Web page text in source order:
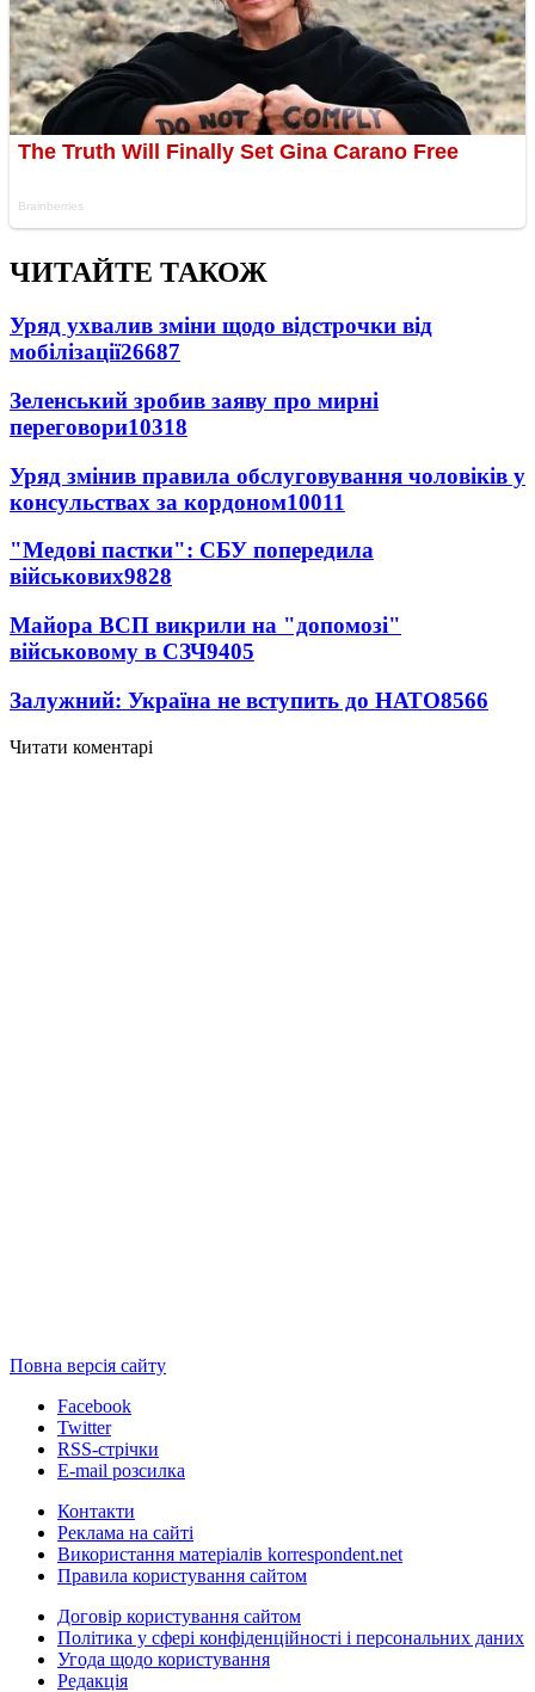
ЧИТАЙТЕ ТАКОЖ
Уряд ухвалив зміни щодо відстрочки від
мобілізації26687
Зеленський зробив заяву про мирні
переговори10318
Уряд змінив правила обслуговування чоловіків у
консульствах за кордоном10011
"Медові пастки": СБУ попередила
військових9828
Майора ВСП викрили на "допомозі"
військовому в СЗЧ9405
Залужний: Україна не вступить до НАТО8566
Читати коментарі
Повна версія сайту
Facebook
Twitter
RSS-стрічки
E-mail розсилка
Контакти
Реклама на сайті
Використання матеріалів korrespondent.net
Правила користування сайтом
Договір користування сайтом
Політика у сфері конфіденційності і персональних даних
Угода щодо користування
Редакція